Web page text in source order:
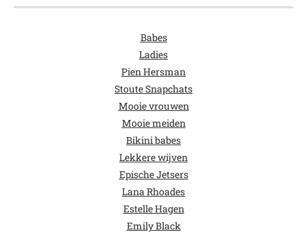
Babes
Ladies
Pien Hersman
Stoute Snapchats
Mooie vrouwen
Mooie meiden
Bikini babes
Lekkere wijven
Epische Jetsers
Lana Rhoades
Estelle Hagen
Emily Black